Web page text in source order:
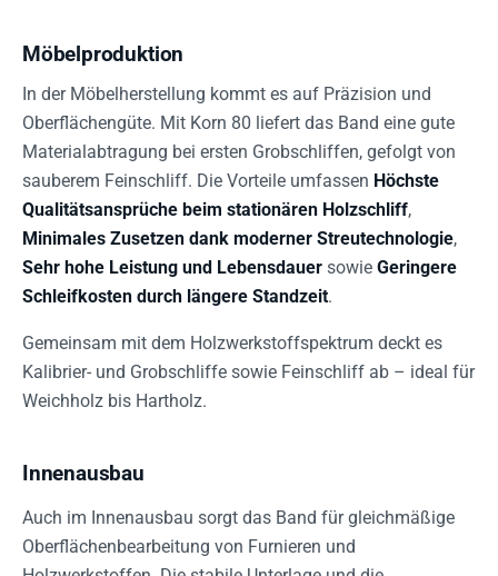
Möbelproduktion
In der Möbelherstellung kommt es auf Präzision und
Oberflächengüte. Mit Korn 80 liefert das Band eine gute
Materialabtragung bei ersten Grobschliffen, gefolgt von
sauberem Feinschliff. Die Vorteile umfassen Höchste
Qualitätsansprüche beim stationären Holzschliff,
Minimales Zusetzen dank moderner Streutechnologie,
Sehr hohe Leistung und Lebensdauer sowie Geringere
Schleifkosten durch längere Standzeit.
Gemeinsam mit dem Holzwerkstoffspektrum deckt es
Kalibrier- und Grobschliffe sowie Feinschliff ab – ideal für
Weichholz bis Hartholz.
Innenausbau
Auch im Innenausbau sorgt das Band für gleichmäßige
Oberflächenbearbeitung von Furnieren und